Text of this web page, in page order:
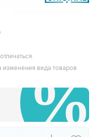
изменения вида товаров